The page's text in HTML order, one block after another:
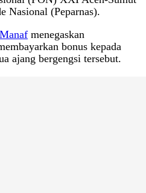
Nasional (Peparnas).
menegaskan
bonus kepada
ajang bergengsi tersebut.